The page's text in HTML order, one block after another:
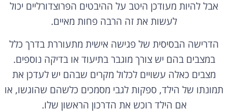
אבל להיות מעודכן היטב על ההיבטים הפרוצדורליים יכול
לעשות את זה הרבה פחות מאיים.
הדרישה הבסיסית של פגישה אישית מתעוררת בדרך כלל
במצבים בהם יש צורך מוגבר בתיעוד או בדיקה נוספים.
מצבים כאלה עשויים לכלול מקרים שבהם יש לעדכן את
תמונתו של הילד, ספקות לגבי מסמכים כלשהם שהוגשו, או
אם הילד רוכש את הדרכון הראשון שלו.